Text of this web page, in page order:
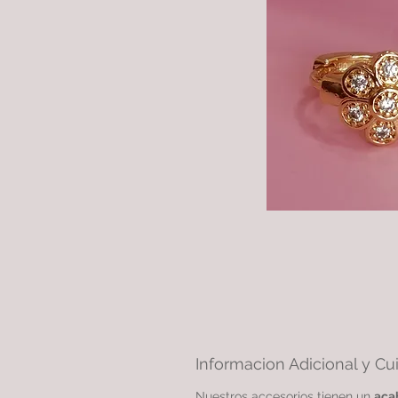
Informacion Adicional y